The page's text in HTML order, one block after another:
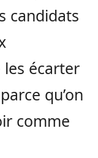
candidats
écarter
qu’on
comme